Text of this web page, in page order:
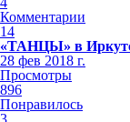
Комментарии
14
«ТАНЦЫ» в
28 фев 2018 г.
Просмотры
896
Понравилось
3